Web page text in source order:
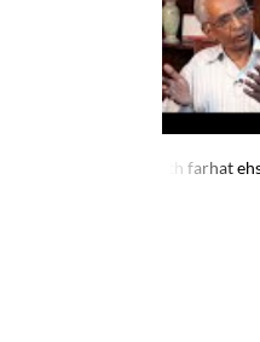
in conversation with farhat